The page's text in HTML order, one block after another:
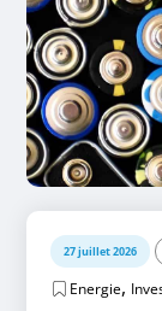
27 juillet 2026
Energie,